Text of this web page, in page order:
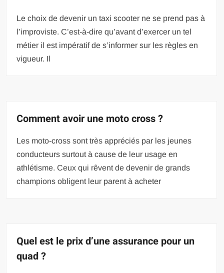
Le choix de devenir un taxi scooter ne se prend pas à
l’improviste. C’est-à-dire qu’avant d’exercer un tel
métier il est impératif de s’informer sur les règles en
vigueur. Il
Comment avoir une moto cross ?
Les moto-cross sont très appréciés par les jeunes
conducteurs surtout à cause de leur usage en
athlétisme. Ceux qui rêvent de devenir de grands
champions obligent leur parent à acheter
Quel est le prix d’une assurance pour un
quad ?